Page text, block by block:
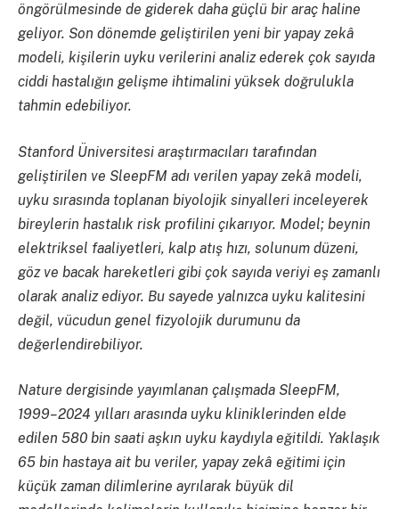
öngörülmesinde de giderek daha güçlü bir araç haline
geliyor. Son dönemde geliştirilen yeni bir yapay zekâ
modeli, kişilerin uyku verilerini analiz ederek çok sayıda
ciddi hastalığın gelişme ihtimalini yüksek doğrulukla
tahmin edebiliyor.
Stanford Üniversitesi araştırmacıları tarafından
geliştirilen ve SleepFM adı verilen yapay zekâ modeli,
uyku sırasında toplanan biyolojik sinyalleri inceleyerek
bireylerin hastalık risk profilini çıkarıyor. Model; beynin
elektriksel faaliyetleri, kalp atış hızı, solunum düzeni,
göz ve bacak hareketleri gibi çok sayıda veriyi eş zamanlı
olarak analiz ediyor. Bu sayede yalnızca uyku kalitesini
değil, vücudun genel fizyolojik durumunu da
değerlendirebiliyor.
Nature dergisinde yayımlanan çalışmada SleepFM,
1999–2024 yılları arasında uyku kliniklerinden elde
edilen 580 bin saati aşkın uyku kaydıyla eğitildi. Yaklaşık
65 bin hastaya ait bu veriler, yapay zekâ eğitimi için
küçük zaman dilimlerine ayrılarak büyük dil